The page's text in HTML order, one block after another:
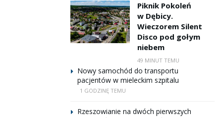
Piknik Pokoleń
w Dębicy.
Wieczorem Silent
Disco pod gołym
niebem
49 MINUT TEMU
Nowy samochód do transportu
pacjentów w mieleckim szpitalu
1 GODZINĘ TEMU
Rzeszowianie na dwóch pierwszych